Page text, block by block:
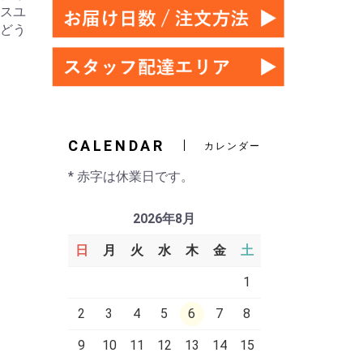
ユ
う
CALENDAR カレンダー
* 赤字は休業日です。
2026年8月
日 月 火 水 木 金 土
1
2 3 4 5 6 7 8
9 10 11 12 13 14 15